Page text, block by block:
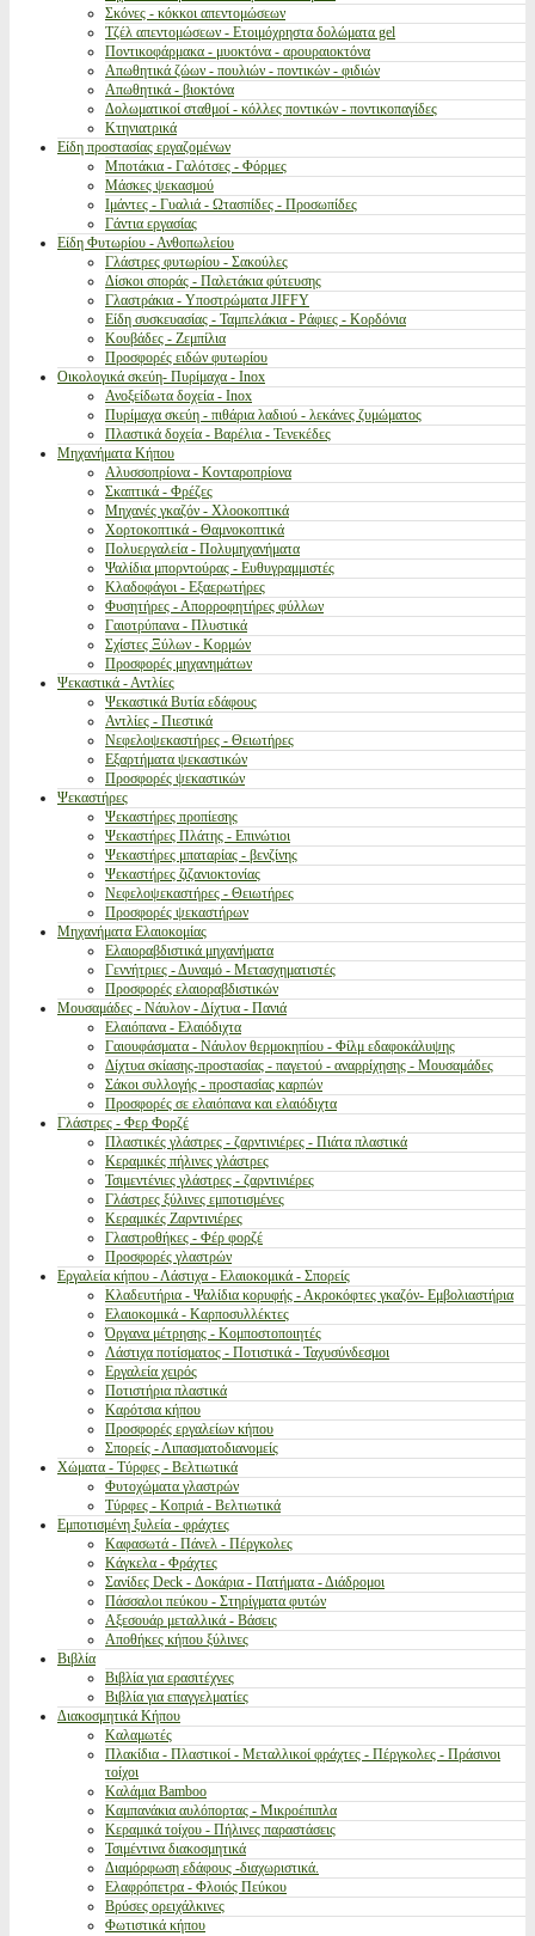
Σκόνες - κόκκοι απεντομώσεων
Τζέλ απεντομώσεων - Ετοιμόχρηστα δολώματα gel
Ποντικοφάρμακα - μυοκτόνα - αρουραιοκτόνα
Απωθητικά ζώων - πουλιών - ποντικών - φιδιών
Απωθητικά - βιοκτόνα
Δολωματικοί σταθμοί - κόλλες ποντικών - ποντικοπαγίδες
Κτηνιατρικά
Είδη προστασίας εργαζομένων
Μποτάκια - Γαλότσες - Φόρμες
Μάσκες ψεκασμού
Ιμάντες - Γυαλιά - Ωτασπίδες - Προσωπίδες
Γάντια εργασίας
Είδη Φυτωρίου - Ανθοπωλείου
Γλάστρες φυτωρίου - Σακούλες
Δίσκοι σποράς - Παλετάκια φύτευσης
Γλαστράκια - Υποστρώματα JIFFY
Είδη συσκευασίας - Ταμπελάκια - Ράφιες - Κορδόνια
Κουβάδες - Ζεμπίλια
Προσφορές ειδών φυτωρίου
Οικολογικά σκεύη- Πυρίμαχα - Inox
Ανοξείδωτα δοχεία - Inox
Πυρίμαχα σκεύη - πιθάρια λαδιού - λεκάνες ζυμώματος
Πλαστικά δοχεία - Βαρέλια - Τενεκέδες
Μηχανήματα Κήπου
Αλυσσοπρίονα - Κονταροπρίονα
Σκαπτικά - Φρέζες
Μηχανές γκαζόν - Χλοοκοπτικά
Χορτοκοπτικά - Θαμνοκοπτικά
Πολυεργαλεία - Πολυμηχανήματα
Ψαλίδια μπορντούρας - Ευθυγραμμιστές
Κλαδοφάγοι - Εξαερωτήρες
Φυσητήρες - Απορροφητήρες φύλλων
Γαιοτρύπανα - Πλυστικά
Σχίστες Ξύλων - Κορμών
Προσφορές μηχανημάτων
Ψεκαστικά - Αντλίες
Ψεκαστικά Βυτία εδάφους
Αντλίες - Πιεστικά
Νεφελοψεκαστήρες - Θειωτήρες
Εξαρτήματα ψεκαστικών
Προσφορές ψεκαστικών
Ψεκαστήρες
Ψεκαστήρες προπίεσης
Ψεκαστήρες Πλάτης - Επινώτιοι
Ψεκαστήρες μπαταρίας - βενζίνης
Ψεκαστήρες ζιζανιοκτονίας
Νεφελοψεκαστήρες - Θειωτήρες
Προσφορές ψεκαστήρων
Μηχανήματα Ελαιοκομίας
Ελαιοραβδιστικά μηχανήματα
Γεννήτριες - Δυναμό - Μετασχηματιστές
Προσφορές ελαιοραβδιστικών
Μουσαμάδες - Νάυλον - Δίχτυα - Πανιά
Ελαιόπανα - Ελαιόδιχτα
Γαιουφάσματα - Νάυλον θερμοκηπίου - Φίλμ εδαφοκάλυψης
Δίχτυα σκίασης-προστασίας - παγετού - αναρρίχησης - Μουσαμάδες
Σάκοι συλλογής - προστασίας καρπών
Προσφορές σε ελαιόπανα και ελαιόδιχτα
Γλάστρες - Φερ Φορζέ
Πλαστικές γλάστρες - ζαρντινιέρες - Πιάτα πλαστικά
Κεραμικές πήλινες γλάστρες
Τσιμεντένιες γλάστρες - ζαρντινιέρες
Γλάστρες ξύλινες εμποτισμένες
Κεραμικές Ζαρντινιέρες
Γλαστροθήκες - Φέρ φορζέ
Προσφορές γλαστρών
Εργαλεία κήπου - Λάστιχα - Ελαιοκομικά - Σπορείς
Κλαδευτήρια - Ψαλίδια κορυφής - Ακροκόφτες γκαζόν- Εμβολιαστήρια
Ελαιοκομικά - Καρποσυλλέκτες
Όργανα μέτρησης - Κομποστοποιητές
Λάστιχα ποτίσματος - Ποτιστικά - Ταχυσύνδεσμοι
Εργαλεία χειρός
Ποτιστήρια πλαστικά
Καρότσια κήπου
Προσφορές εργαλείων κήπου
Σπορείς - Λιπασματοδιανομείς
Χώματα - Τύρφες - Βελτιωτικά
Φυτοχώματα γλαστρών
Τύρφες - Κοπριά - Βελτιωτικά
Εμποτισμένη ξυλεία - φράχτες
Καφασωτά - Πάνελ - Πέργκολες
Κάγκελα - Φράχτες
Σανίδες Deck - Δοκάρια - Πατήματα - Διάδρομοι
Πάσσαλοι πεύκου - Στηρίγματα φυτών
Αξεσουάρ μεταλλικά - Βάσεις
Αποθήκες κήπου ξύλινες
Βιβλία
Βιβλία για ερασιτέχνες
Βιβλία για επαγγελματίες
Διακοσμητικά Κήπου
Καλαμωτές
Πλακίδια - Πλαστικοί - Μεταλλικοί φράχτες - Πέργκολες - Πράσινοι
τοίχοι
Καλάμια Bamboo
Καμπανάκια αυλόπορτας - Μικροέπιπλα
Κεραμικά τοίχου - Πήλινες παραστάσεις
Τσιμέντινα διακοσμητικά
Διαμόρφωση εδάφους -διαχωριστικά.
Ελαφρόπετρα - Φλοιός Πεύκου
Βρύσες ορειχάλκινες
Φωτιστικά κήπου